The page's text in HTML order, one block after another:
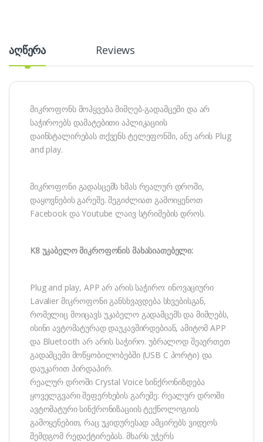
აღწერა Reviews
მიკროფონს მოჰყვება მიმღებ-გადამცემი და არ
საჭიროებს დამატებითი აპლიკაციის
დაინსტალირებას თქვენს ტელეფონში, ანუ არის Plug
and play.
მიკროფონი გადასცემს ხმას რეალურ დროში,
დაყოვნების გარეშე. შეგიძლიათ გამოიყენოთ
Facebook და Youtube ლაივ სტრიმების დროს.
K8 უკაბელო მიკროფონის მახასიათებელი:
Plug and play, APP არ არის საჭირო: ინოვაციური
Lavalier მიკროფონი განსხვავდება სხვებისგან,
რომელიც მოიცავს უკაბელო გადამცემს და მიმღებს,
ისინი ავტომატურად დაუკავშირდებიან, ამიტომ APP
და Bluetooth არ არის საჭირო. უბრალოდ შეაერთეთ
გადამცემი მოწყობილობებში (USB C პორტი) და
დაუკარით პირდაპირ.
რეალურ დროში Crystal Voice სინქრონიზდება
ყოველგვარი შეფერხების გარეშე: რეალურ დროში
ავტომატური სინქრონიზაციის ტექნოლოგიის
გამოყენებით, რაც უკიდურესად ამცირებს ვიდეოს
შემდგომ რედაქტირებას. მხარს უჭერს